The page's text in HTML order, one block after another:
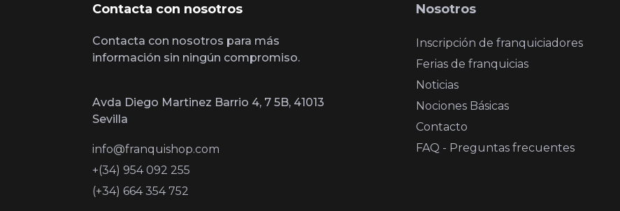
Contacta con nosotros
Contacta con nosotros para más
información sin ningún compromiso.
Avda Diego Martinez Barrio 4, 7 5B, 41013
Sevilla
info@franquishop.com
+(34) 954 092 255
(+34) 664 354 752
Nosotros
Inscripción de franquiciadores
Ferias de franquicias
Noticias
Nociones Básicas
Contacto
FAQ - Preguntas frecuentes